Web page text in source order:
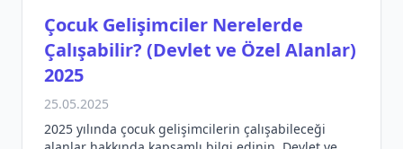
Çocuk Gelişimciler Nerelerde
Çalışabilir? (Devlet ve Özel Alanlar)
2025
25.05.2025
2025 yılında çocuk gelişimcilerin çalışabileceği